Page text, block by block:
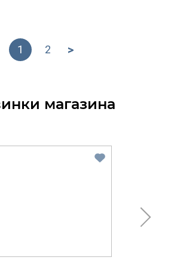
1 2 >
магазина